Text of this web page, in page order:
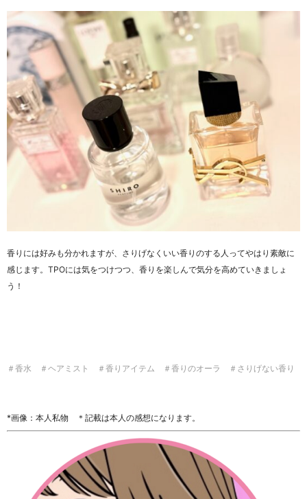
香りには好みも分かれますが、さりげなくいい香りのする人ってやはり素敵に
感じます。TPOには気をつけつつ、香りを楽しんで気分を高めていきましょ
う！
＃香水 ＃ヘアミスト ＃香りアイテム ＃香りのオーラ ＃さりげない香り
*画像：本人私物 ＊記載は本人の感想になります。